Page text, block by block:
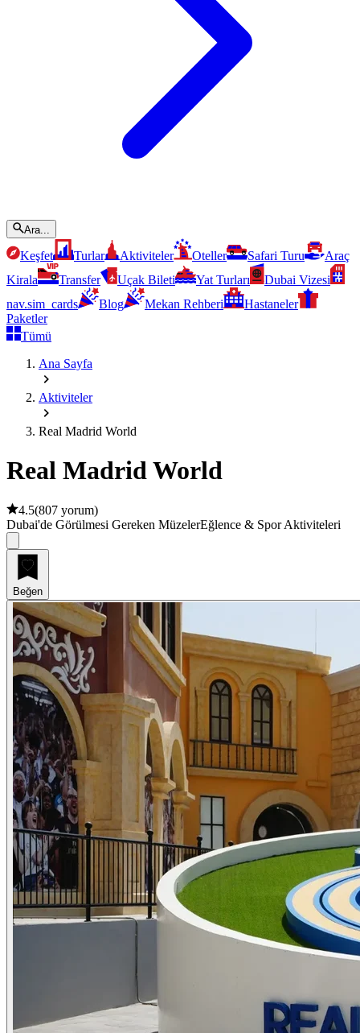
Ara...
Keşfet Turlar Aktiviteler Oteller Safari Turu
Araç
Kirala
Transfer Uçak Bileti Yat Turları
Dubai Vizesi
nav.sim_cards
Blog Mekan Rehberi
Hastaneler
Paketler
Tümü
Ana Sayfa
Aktiviteler
Real Madrid World
Real Madrid World
4.5(807 yorum)
Dubai'de Görülmesi Gereken MüzelerEğlence & Spor Aktiviteleri
Beğen